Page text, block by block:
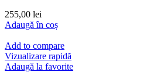
255,00 lei
Adaugă în coș
Add to compare
Vizualizare rapidă
Adaugă la favorite